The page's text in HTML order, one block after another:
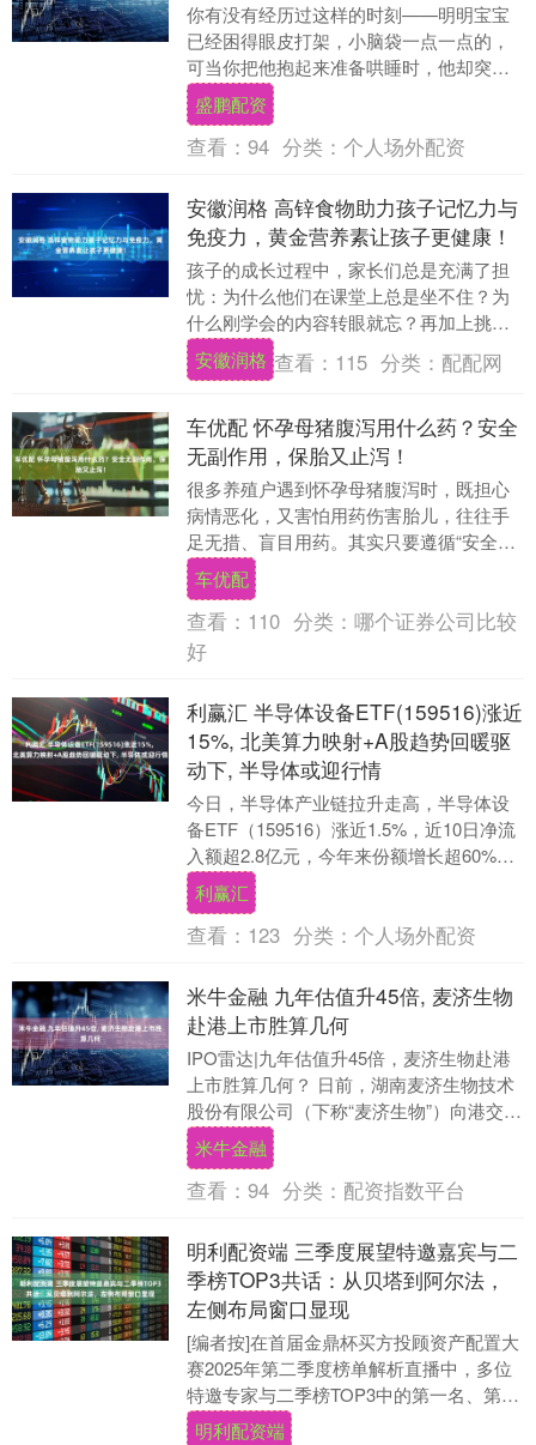
你有没有经历过这样的时刻——明明宝宝
已经困得眼皮打架，小脑袋一点一点的，
可当你把他抱起来准备哄睡时，他却突然
像被按了开关一样，手脚并用拼命挣扎，
哭得撕心裂肺？你....
盛鹏配资
查看： 94 分类： 个人场外配资
安徽润格 高锌食物助力孩子记忆力与
免疫力，黄金营养素让孩子更健康！
孩子的成长过程中，家长们总是充满了担
忧：为什么他们在课堂上总是坐不住？为
什么刚学会的内容转眼就忘？再加上挑食
和频繁生病，这些问题常常让父母们心烦
意乱。其实，很多....
安徽润格 查看： 115 分类： 配配网
车优配 怀孕母猪腹泻用什么药？安全
无副作用，保胎又止泻！
很多养殖户遇到怀孕母猪腹泻时，既担心
病情恶化，又害怕用药伤害胎儿，往往手
足无措、盲目用药。其实只要遵循“安全优
先、对症用药”的原则，选对药剂、用对方
法，就能有效....
车优配
查看： 110 分类： 哪个证券公司比较
好
利赢汇 半导体设备ETF(159516)涨近
15%, 北美算力映射+A股趋势回暖驱
动下, 半导体或迎行情
今日，半导体产业链拉升走高，半导体设
备ETF（159516）涨近1.5%，近10日净流
入额超2.8亿元，今年来份额增长超60%，
当前规模近30亿元，位于同类半导....
利赢汇
查看： 123 分类： 个人场外配资
米牛金融 九年估值升45倍, 麦济生物
赴港上市胜算几何
IPO雷达|九年估值升45倍，麦济生物赴港
上市胜算几何？ 日前，湖南麦济生物技术
股份有限公司（下称“麦济生物”）向港交所
主板递交上市申请，中金公司担任独家保
荐人....
米牛金融
查看： 94 分类： 配资指数平台
明利配资端 三季度展望特邀嘉宾与二
季榜TOP3共话：从贝塔到阿尔法，
左侧布局窗口显现
[编者按]在首届金鼎杯买方投顾资产配置大
赛2025年第二季度榜单解析直播中，多位
特邀专家与二季榜TOP3中的第一名、第三
名围绕三季度及后半年市场... 在首届“....
明利配资端